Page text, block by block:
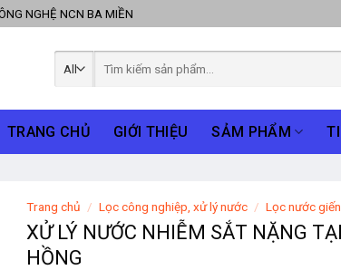
NGHỆ NCN BA MIỀN
TRANG CHỦ GIỚI THIỆU SẢM PHẨM
Trang chủ / Lọc công nghiệp, xử lý nước / Lọc nước
XỬ LÝ NƯỚC NHIỄM SẮT NẶNG
HỒNG